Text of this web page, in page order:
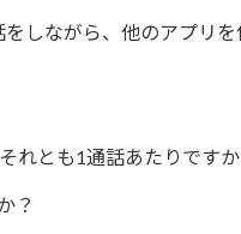
しながら、他のアプリを
れとも1通話あたりですか
？